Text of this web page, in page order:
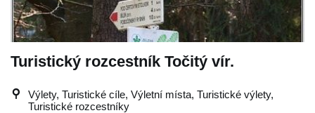
Turistický rozcestník Točitý vír.
Výlety, Turistické cíle, Výletní místa, Turistické výlety,
Turistické rozcestníky